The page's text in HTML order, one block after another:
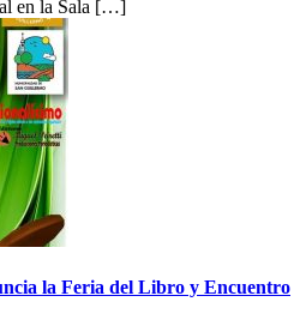
en la Sala […]
la Feria del Libro y Encuentro